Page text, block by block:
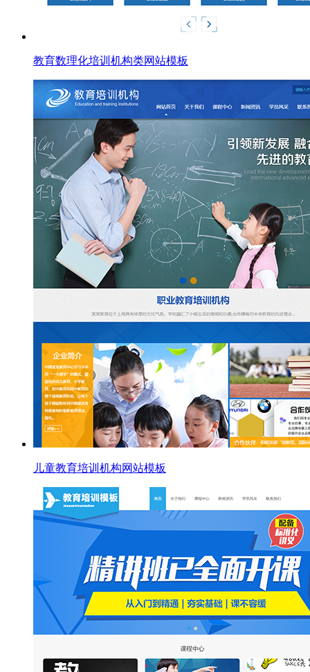
教育数理化培训机构类网站模板
儿童教育培训机构网站模板